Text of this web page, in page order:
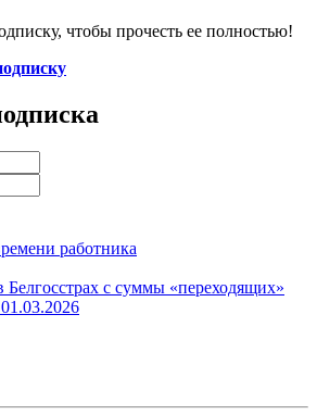
чтобы прочесть ее полностью!
работника
Белгосстрах с суммы «переходящих»